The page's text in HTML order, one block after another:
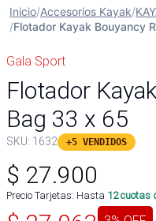
Inicio/Accesorios Kayak/
/Flotador Kayak Bouyancy
Gala Sport
Flotador
Bag 33 x 65
SKU: 1632 +5 VENDIDOS
$ 27.900
Precio Tarjetas: Hasta 12cuotas